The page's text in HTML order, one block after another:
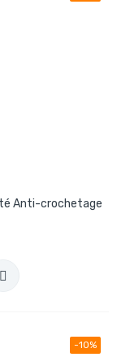
Anti-crochetage
-10%